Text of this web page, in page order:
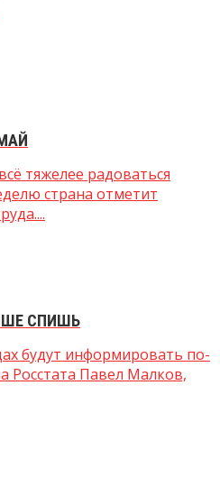
тяжелее радоваться
страна отметит
СПИШЬ
будут информировать по-
Росстата Павел Малков,